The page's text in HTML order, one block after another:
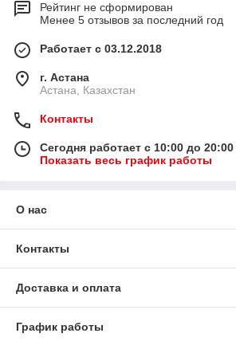
Рейтинг не сформирован
Менее 5 отзывов за последний год
Работает с 03.12.2018
г. Астана
Астана, Казахстан
Контакты
Сегодня работает с 10:00 до 20:00
Показать весь график работы
О нас
Контакты
Доставка и оплата
График работы